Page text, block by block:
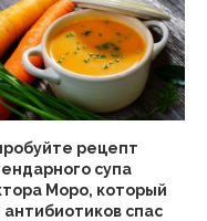
рецепт
супа
Моро, который
антибиотиков спас